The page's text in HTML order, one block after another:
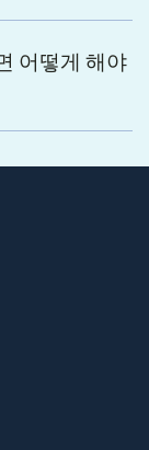
어떻게 해야